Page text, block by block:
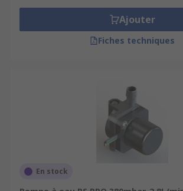
Ajouter
Fiches techniques
En stock